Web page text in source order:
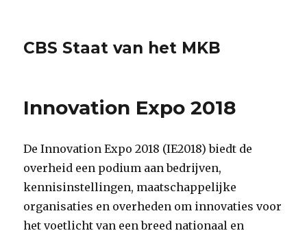
CBS Staat van het MKB
Innovation Expo 2018
De Innovation Expo 2018 (IE2018) biedt de
overheid een podium aan bedrijven,
kennisinstellingen, maatschappelijke
organisaties en overheden om innovaties voor
het voetlicht van een breed nationaal en